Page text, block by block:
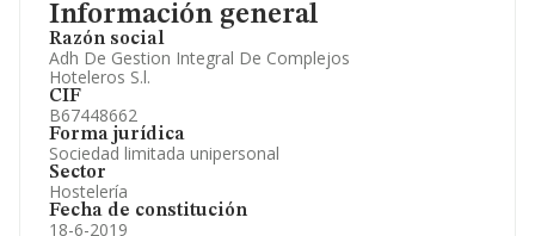
Información general
Razón social
Adh De Gestion Integral De Complejos
Hoteleros S.l.
CIF
B67448662
Forma jurídica
Sociedad limitada unipersonal
Sector
Hostelería
Fecha de constitución
18-6-2019
Artículos de prensa publicados sobre la empresa.
Información oficial y registral complementaria.